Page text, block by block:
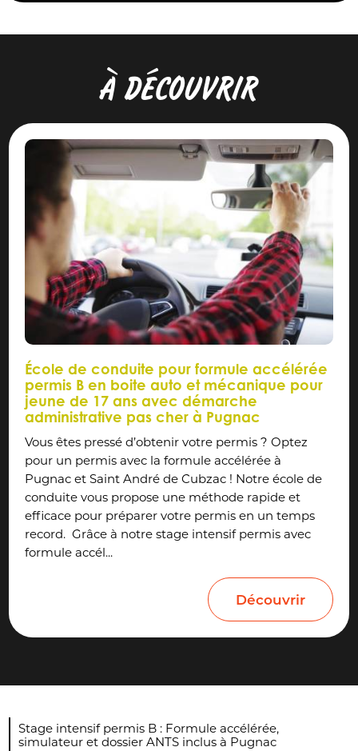
À DÉCOUVRIR
École de conduite pour formule accélérée
permis B en boite auto et mécanique pour
jeune de 17 ans avec démarche
administrative pas cher à Pugnac
Vous êtes pressé d’obtenir votre permis ? Optez
pour un permis avec la formule accélérée à
Pugnac et Saint André de Cubzac ! Notre école de
conduite vous propose une méthode rapide et
efficace pour préparer votre permis en un temps
record. Grâce à notre stage intensif permis avec
formule accél...
Découvrir
Stage intensif permis B : Formule accélérée,
simulateur et dossier ANTS inclus à Pugnac